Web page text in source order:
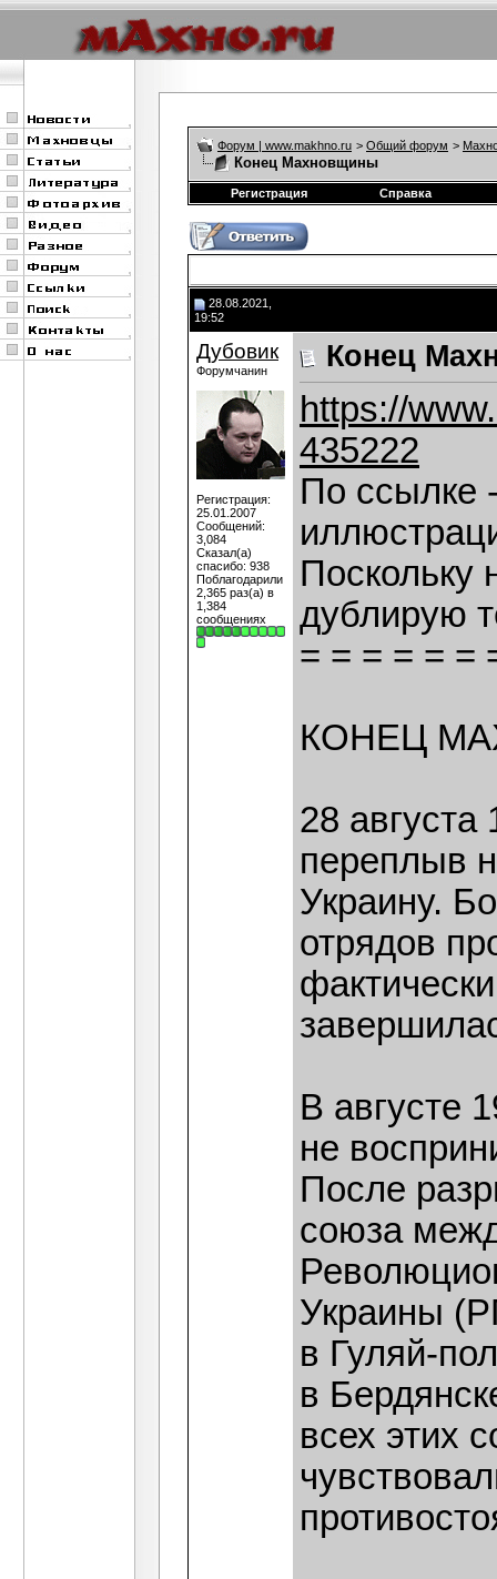
Форум | www.makhno.ru > Общий форум >
Конец Махновщины
Регистрация Справка
28.08.2021,
19:52
Дубовик
Форумчанин
Регистрация:
25.01.2007
Сообщений:
3,084
Сказал(а)
спасибо: 938
Поблагодарили
2,365 раз(а) в
1,384
сообщениях
Конец
https://
435222
По ссылке
Поскольку
дублирую
= = = = = =
КОНЕЦ
28
переплыв
Украину.
отрядов
В августе
не
После
союза
Украины
в Гуляй-
в
всех этих